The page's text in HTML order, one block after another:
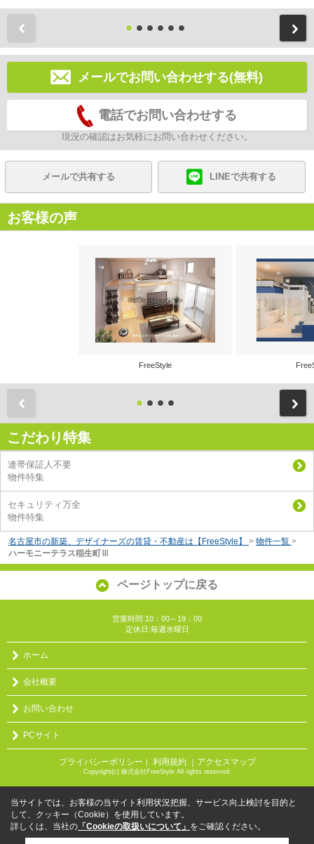
メールでお問い合わせする(無料)
電話でお問い合わせする
現況の確認はお気軽にお問い合わせください。
メールで共有する LINEで共有する
お客様の声
FreeStyle
こだわり特集
連帯保証人不要
物件特集
セキュリティ万全
物件特集
名古屋市の新築、デザイナーズの賃貸・不動産は【FreeStyle】 > 物件一覧 >
ハーモニーテラス稲生町Ⅲ
ページトップに戻る
営業時間:10：00～19：00
定休日:毎週水曜日
ホーム
会社概要
お問い合わせ
PCサイト
プライバシーポリシー ｜ 利用規約 ｜アクセスマップ
Copyright(c) 株式会社FreeStyle All rights reserved.
当サイトでは、お客様の当サイト利用状況把握、サービス向上検討を目的と
して、クッキー（Cookie）を使用しています。
詳しくは、当社の 「Cookieの取扱いについて」 をご確認ください。